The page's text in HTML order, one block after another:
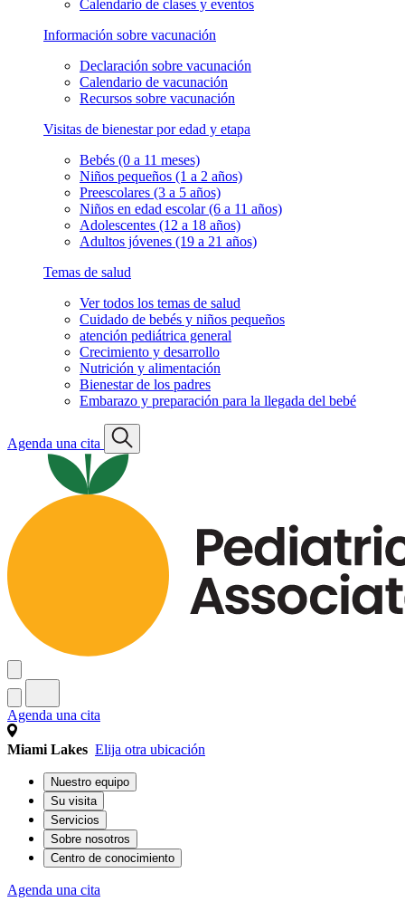
Calendario de clases y eventos
Información sobre vacunación
Declaración sobre vacunación
Calendario de vacunación
Recursos sobre vacunación
Visitas de bienestar por edad y etapa
Bebés (0 a 11 meses)
Niños pequeños (1 a 2 años)
Preescolares (3 a 5 años)
Niños en edad escolar (6 a 11 años)
Adolescentes (12 a 18 años)
Adultos jóvenes (19 a 21 años)
Temas de salud
Ver todos los temas de salud
Cuidado de bebés y niños pequeños
atención pediátrica general
Crecimiento y desarrollo
Nutrición y alimentación
Bienestar de los padres
Embarazo y preparación para la llegada del bebé
Agenda una cita
Agenda una cita
Miami Lakes Elija otra ubicación
Nuestro equipo
Su visita
Servicios
Sobre nosotros
Centro de conocimiento
Agenda una cita